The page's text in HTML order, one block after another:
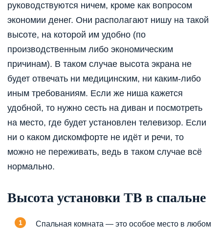
руководствуются ничем, кроме как вопросом
экономии денег. Они располагают нишу на такой
высоте, на которой им удобно (по
производственным либо экономическим
причинам). В таком случае высота экрана не
будет отвечать ни медицинским, ни каким-либо
иным требованиям. Если же ниша кажется
удобной, то нужно сесть на диван и посмотреть
на место, где будет установлен телевизор. Если
ни о каком дискомфорте не идёт и речи, то
можно не переживать, ведь в таком случае всё
нормально.
Высота установки ТВ в спальне
Спальная комната — это особое место в любом